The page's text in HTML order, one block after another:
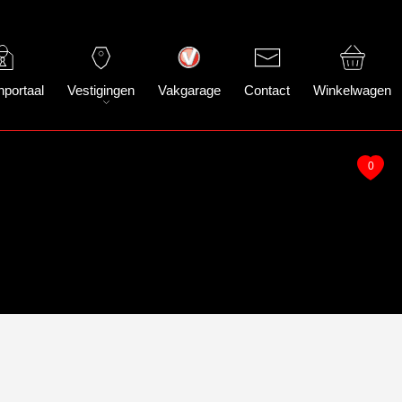
Vestigingen Vakgarage Contact Winkelwagen
0